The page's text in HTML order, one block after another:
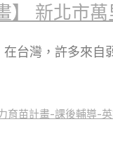
】 新北市
台灣，許多來